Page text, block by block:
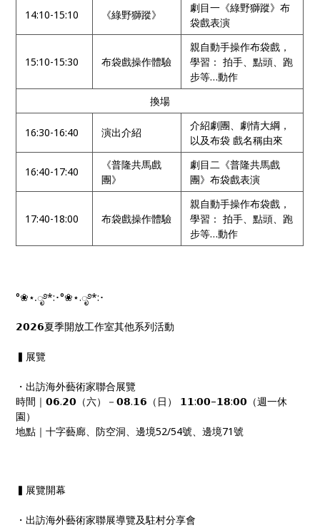
14:10-15:10 《綠野獅蹤》
劇目一《綠野獅蹤》布
袋戲表演
15:10-15:30 布袋戲操作體驗
親自動手操作布袋戲，
學習： 拍手、點頭、跑
步等…動作
換場
16:30-16:40 演出介紹
介紹劇團、劇情大綱，
以及布袋 戲名稱由來
16:40-17:40
《普隆共馬戲
團》
劇目二《普隆共馬戲
團》布袋戲表演
17:40-18:00 布袋戲操作體驗
親自動手操作布袋戲，
學習： 拍手、點頭、跑
步等…動作
°❀⋆.ೃ࿔*:･°❀⋆.ೃ࿔*:･
𝟮𝟬𝟮𝟲夏季開放工作室其他系列活動
▍展覽
・出訪海外藝術家聯合展覽
時間｜𝟬𝟲.𝟮𝟬（六）－𝟬𝟴.𝟭𝟲（日） 𝟭𝟭:𝟬𝟬–𝟭𝟴:𝟬𝟬（週一休
園）
地點｜十字藝廊、防空洞、邊境52/54號、邊境71號
▍展覽開幕
・出訪海外藝術家聯展導覽及駐村分享會